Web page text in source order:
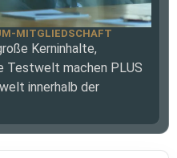
MITGLIEDSCHAFT
Kerninhalte,
Testwelt machen PLUS
innerhalb der